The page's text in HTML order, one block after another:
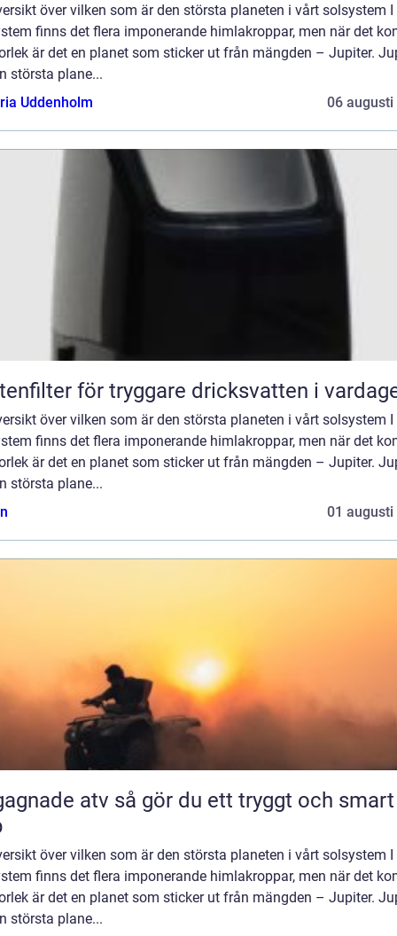
över vilken som är den största planeten i vårt solsystem I
finns det flera imponerande himlakroppar, men när det
är det en planet som sticker ut från mängden – Jupiter.
största plane...
Uddenholm
06 augusti
för tryggare dricksvatten i
över vilken som är den största planeten i vårt solsystem I
finns det flera imponerande himlakroppar, men när det
är det en planet som sticker ut från mängden – Jupiter.
största plane...
01 augusti
atv så gör du ett tryggt och smart
över vilken som är den största planeten i vårt solsystem I
finns det flera imponerande himlakroppar, men när det
är det en planet som sticker ut från mängden – Jupiter.
största plane...